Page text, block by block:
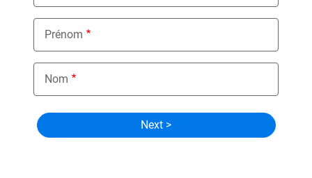
Prénom
Nom